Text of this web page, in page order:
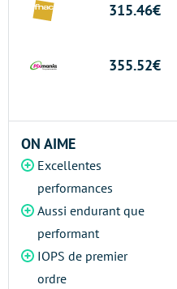
315.46€
355.52€
ON AIME
Excellentes
performances
Aussi endurant que
performant
IOPS de premier
ordre